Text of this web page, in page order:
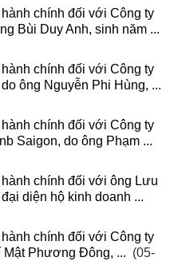
chính đối với Công ty
Bùi Duy Anh, sinh năm ...
chính đối với Công ty
ông Nguyễn Phi Hùng, ...
chính đối với Công ty
Saigon, do ông Phạm ...
chính đối với ông Lưu
diện hộ kinh doanh ...
chính đối với Công ty
Mật Phương Đông, ... (05-